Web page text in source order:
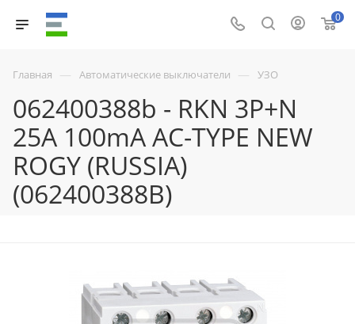
0
Главная — Автоматические выключатели — УЗО
062400388b - RKN 3P+N
25A 100mA AC-TYPE NEW
ROGY (RUSSIA)
(062400388B)